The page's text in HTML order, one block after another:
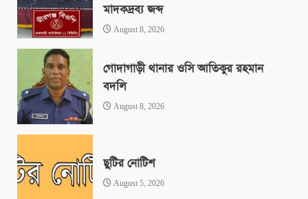
মাদকদ্রব্য জব্দ
August 8, 2026
গোদাগাড়ী থানার ওসি আতিকুর রহমান
বদলি
August 8, 2026
ছুটির নোটিশ
August 5, 2026